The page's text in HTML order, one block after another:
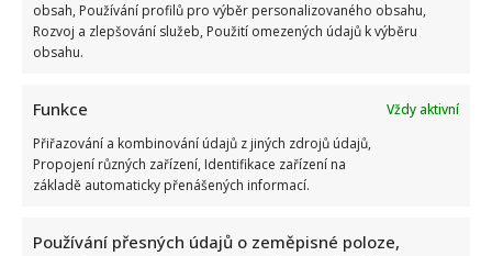
obsah, Používání profilů pro výběr personalizovaného obsahu,
Rozvoj a zlepšování služeb, Použití omezených údajů k výběru
obsahu.
Funkce
Vždy aktivní
Přiřazování a kombinování údajů z jiných zdrojů údajů,
Propojení různých zařízení, Identifikace zařízení na
základě automaticky přenášených informací.
Používání přesných údajů o zeměpisné poloze,